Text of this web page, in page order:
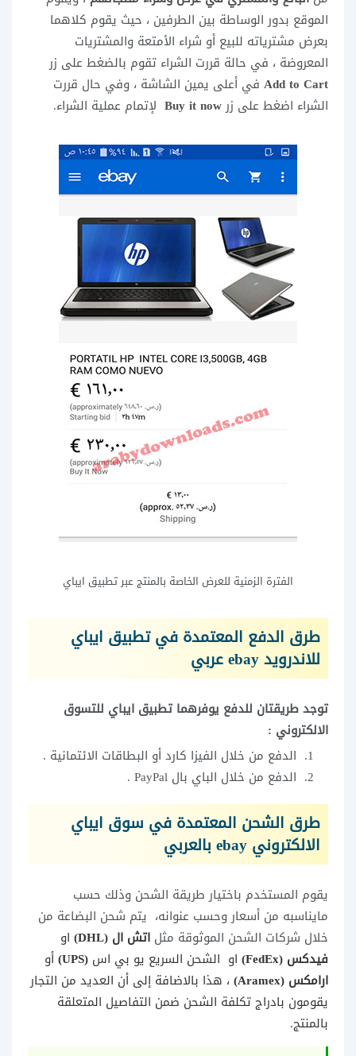
الموقع بدور الوساطة بين الطرفين ، حيث يقوم كلاهما
بعرض مشترياته للبيع أو شراء الأمتعة والمشتريات
المعروضة ، في حالة قررت الشراء تقوم بالضغط على زر
Add to Cart في أعلى يمين الشاشة ، وفي حال قررت
الشراء اضغط على زر Buy it now لإتمام عملية الشراء.
الفترة الزمنية للعرض الخاصة بالمنتج عبر تطبيق ايباي
طرق الدفع المعتمدة في تطبيق ايباي
للاندرويد ebay عربي
توجد طريقتان للدفع يوفرهما تطبيق ايباي للتسوق
الالكتروني :
الدفع من خلال الفيزا كارد أو البطاقات الائتمانية .
الدفع من خلال الباي بال PayPal .
طرق الشحن المعتمدة في سوق ايباي
الالكتروني ebay بالعربي
يقوم المستخدم باختيار طريقة الشحن وذلك حسب
مايناسبه من أسعار وحسب عنوانه، يتم شحن البضاعة من
خلال شركات الشحن الموثوقة مثل اتش ال (DHL)
او
فيدكس (FedEx)
او الشحن السريع يو بي اس (UPS)
أو
ارامكس (Aramex)
، هذا بالاضافة إلى أن العديد من التجار
يقومون بادراج تكلفة الشحن ضمن التفاصيل المتعلقة
بالمنتج.